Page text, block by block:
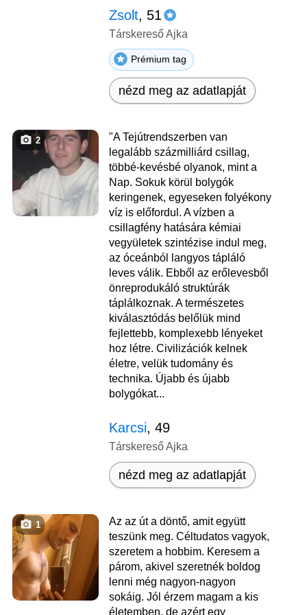
Zsolt, 51
Társkereső Ajka
Prémium tag
nézd meg az adatlapját
2
"A Tejútrendszerben van
legalább százmilliárd csillag,
többé-kevésbé olyanok, mint a
Nap. Sokuk körül bolygók
keringenek, egyeseken folyékony
víz is előfordul. A vízben a
csillagfény hatására kémiai
vegyületek szintézise indul meg,
az óceánból langyos tápláló
leves válik. Ebből az erőlevesből
önreprodukáló struktúrák
táplálkoznak. A természetes
kiválasztódás belőlük mind
fejlettebb, komplexebb lényeket
hoz létre. Civilizációk kelnek
életre, velük tudomány és
technika. Újabb és újabb
bolygókat...
Karcsi, 49
Társkereső Ajka
nézd meg az adatlapját
1
Az az út a döntő, amit együtt
teszünk meg. Céltudatos vagyok,
szeretem a hobbim. Keresem a
párom, akivel szeretnék boldog
lenni még nagyon-nagyon
sokáig. Jól érzem magam a kis
életemben, de azért egy